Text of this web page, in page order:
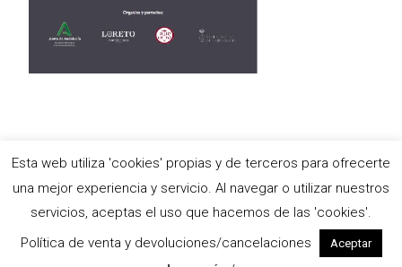
Copyright © Antigua e Ilustre Hermandad del Santísimo Sacramento,
María Stma. de las Nieves y Ánimas Benditas del Purgatorio y
Pontificia y Real Archicofradía de Nazarenos de Nuestro Padre Jesús
de las Tres Caídas, Nuestra Señora de Loreto y Señor San Isidoro
por TemplatesNext.
Esta web utiliza 'cookies' propias y de terceros para ofrecerte
una mejor experiencia y servicio. Al navegar o utilizar nuestros
servicios, aceptas el uso que hacemos de las 'cookies'.
Política de venta y devoluciones/cancelaciones
Aceptar